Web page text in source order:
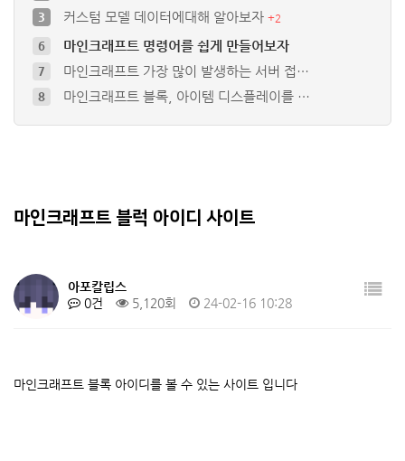
6 마인크래프트 명령어를 쉽게 만들어보자
7 마인크래프트 가장 많이 발생하는 서버 접…
8 마인크래프트 블록, 아이템 디스플레이를 …
3 커스텀 모델 데이터에대해 알아보자 +2
마인크래프트 블럭 아이디 사이트
아포칼립스
0건
5,120회 24-02-16 10:28
마인크래프트 블록 아이디를 볼 수 있는 사이트 입니다